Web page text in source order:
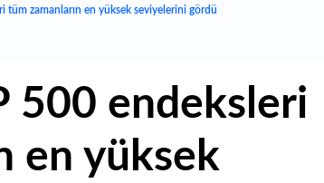
tüm zamanların en yüksek seviyelerini gördü
500 endeksleri
en yüksek